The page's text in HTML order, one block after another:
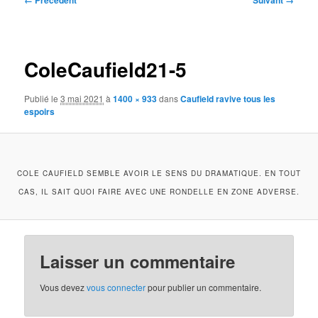
ColeCaufield21-5
Publié le3 mai 2021 à1400 × 933dansCaufield ravive tous les
espoirs
COLE CAUFIELD SEMBLE AVOIR LE SENS DU DRAMATIQUE. EN TOUT
CAS, IL SAIT QUOI FAIRE AVEC UNE RONDELLE EN ZONE ADVERSE.
Laisser un commentaire
Vous devezvous connecterpour publier un commentaire.